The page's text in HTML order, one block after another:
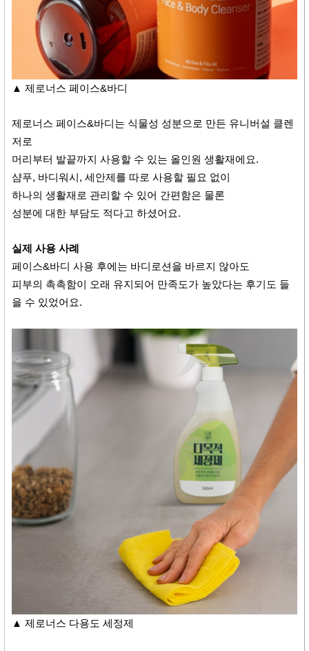
▲ 제로너스 페이스&바디
제로너스 페이스&바디는 식물성 성분으로 만든 유니버설 클렌
저로
머리부터 발끝까지 사용할 수 있는 올인원 생활재에요.
샴푸, 바디워시, 세안제를 따로 사용할 필요 없이
하나의 생활재로 관리할 수 있어 간편함은 물론
성분에 대한 부담도 적다고 하셨어요.
실제 사용 사례
페이스&바디 사용 후에는 바디로션을 바르지 않아도
피부의 촉촉함이 오래 유지되어 만족도가 높았다는 후기도 들
을 수 있었어요.
▲ 제로너스 다용도 세정제